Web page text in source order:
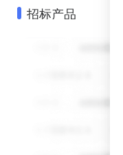
招标产品